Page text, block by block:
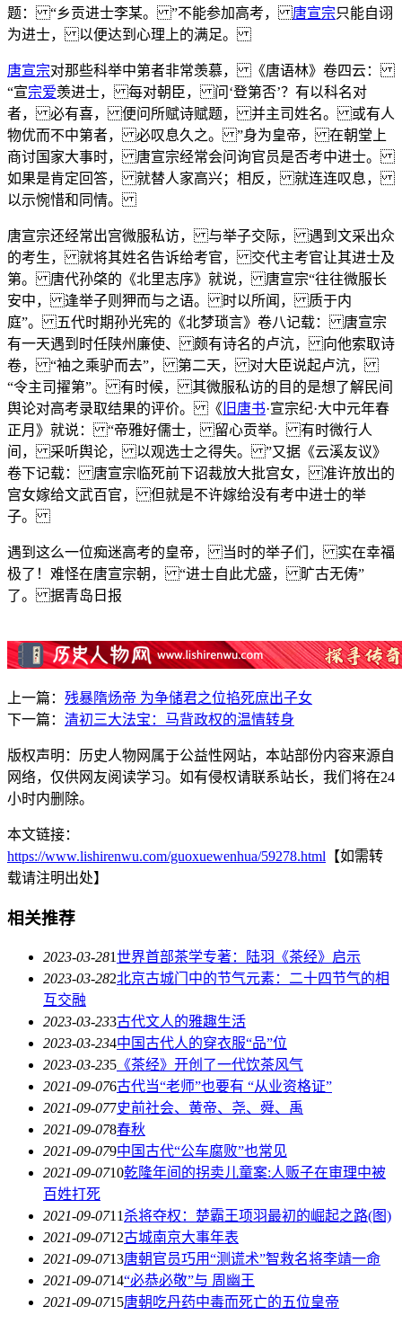
题： “乡贡进士李某。 ”不能参加高考，唐宣宗只能自诩
为进士， 以便达到心理上的满足。
唐宣宗对那些科举中第者非常羡慕， 《唐语林》卷四云：
“宣宗爱羡进士， 每对朝臣， 问‘登第否’？有以科名对
者， 必有喜， 便问所赋诗赋题， 并主司姓名。 或有人
物优而不中第者， 必叹息久之。 ”身为皇帝， 在朝堂上
商讨国家大事时， 唐宣宗经常会问询官员是否考中进士。
如果是肯定回答， 就替人家高兴；相反， 就连连叹息，
以示惋惜和同情。
唐宣宗还经常出宫微服私访， 与举子交际， 遇到文采出众
的考生， 就将其姓名告诉给考官， 交代主考官让其进士及
第。 唐代孙棨的《北里志序》就说， 唐宣宗“往往微服长
安中， 逢举子则狎而与之语。 时以所闻， 质于内
庭”。 五代时期孙光宪的《北梦琐言》卷八记载： 唐宣宗
有一天遇到时任陕州廉使、 颇有诗名的卢沆， 向他索取诗
卷， “袖之乘驴而去”， 第二天， 对大臣说起卢沆，
“令主司擢第”。 有时候， 其微服私访的目的是想了解民间
舆论对高考录取结果的评价。 《 旧唐书·宣宗纪·大中元年春
正月》就说： “帝雅好儒士， 留心贡举。 有时微行人
间， 采听舆论， 以观选士之得失。 ”又据《云溪友议》
卷下记载： 唐宣宗临死前下诏裁放大批宫女， 准许放出的
宫女嫁给文武百官， 但就是不许嫁给没有考中进士的举
子。
遇到这么一位痴迷高考的皇帝， 当时的举子们， 实在幸福
极了！难怪在唐宣宗朝， “进士自此尤盛， 旷古无俦”
了。 据青岛日报
上一篇： 残暴隋炀帝 为争储君之位掐死庶出子女
下一篇： 清初三大法宝：马背政权的温情转身
版权声明：历史人物网属于公益性网站，本站部份内容来源自
网络，仅供网友阅读学习。如有侵权请联系站长，我们将在24
小时内删除。
本文链接：
https://www.lishirenwu.com/guoxuewenhua/59278.html 【如需转
载请注明出处】
相关推荐
2023-03-281世界首部茶学专著：陆羽《茶经》启示
2023-03-282北京古城门中的节气元素：二十四节气的相
互交融
2023-03-233古代文人的雅趣生活
2023-03-234中国古代人的穿衣服“品”位
2023-03-235 《茶经》开创了一代饮茶风气
2021-09-076古代当“老师”也要有 “从业资格证”
2021-09-077史前社会、黄帝、尧、舜、禹
2021-09-078春秋
2021-09-079中国古代“公车腐败”也常见
2021-09-0710乾隆年间的拐卖儿童案:人贩子在审理中被
百姓打死
2021-09-0711 杀将夺权：楚霸王项羽最初的崛起之路(图)
2021-09-0712古城南京大事年表
2021-09-0713唐朝官员巧用“测谎术”智救名将李靖一命
2021-09-0714“必恭必敬”与 周幽王
2021-09-0715唐朝吃丹药中毒而死亡的五位皇帝